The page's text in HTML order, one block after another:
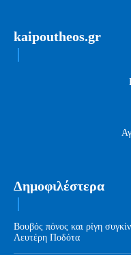
kaipoutheos.gr
Δημοφιλέστερα
Βουβός πόνος και ρίγη
Λευτέρη Ποδότα